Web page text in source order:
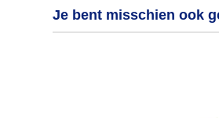
Je bent misschien ook